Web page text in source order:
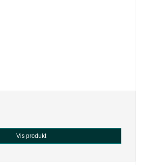
Vis produkt